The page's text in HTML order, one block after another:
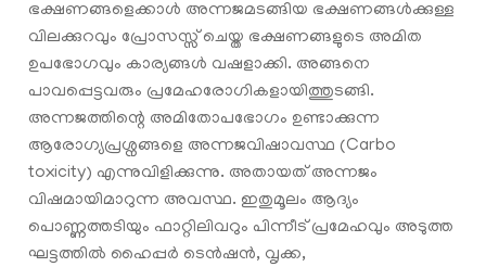
ഭക്ഷണങ്ങളെക്കാൾ അന്നജമടങ്ങിയ ഭക്ഷണങ്ങൾക്കുള്ള
വിലക്കുറവും പ്രോസസ്സ് ചെയ്ത ഭക്ഷണങ്ങളുടെ അമിത
ഉപഭോഗവും കാര്യങ്ങള്‍ വഷളാക്കി. അങ്ങനെ
പാവപ്പെട്ടവരും പ്രമേഹരോഗികളായിത്തുടങ്ങി.
അന്നജത്തിന്റെ അമിതോപഭോഗം ഉണ്ടാക്കുന്ന
ആരോഗ്യപ്രശ്നങ്ങളെ അന്നജവിഷാവസ്ഥ (Carbo
toxicity) എന്നുവിളിക്കുന്നു. അതായത് അന്നജം
വിഷമായിമാറുന്ന അവസ്ഥ. ഇതുമൂലം ആദ്യം
പൊണ്ണത്തടിയും ഫാറ്റിലിവറും പിന്നീട് പ്രമേഹവും അടുത്ത
ഘട്ടത്തിൽ ഹൈപ്പർ ടെൻഷൻ, വൃക്ക,